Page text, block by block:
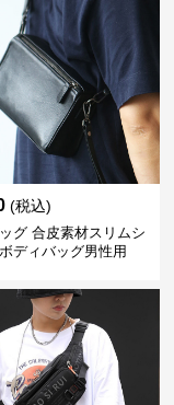
(税込)
グ 合皮素材スリムシ
ディバッグ男性用